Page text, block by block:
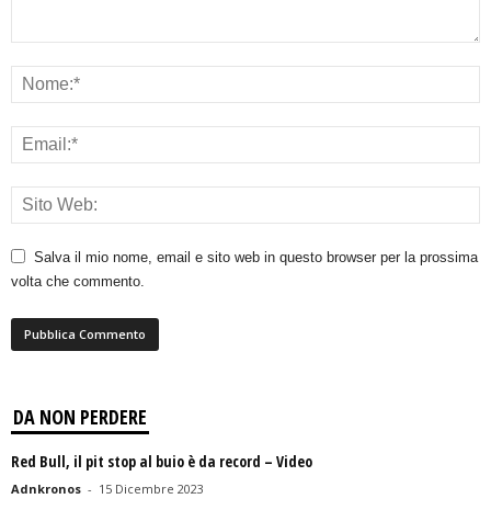
Salva il mio nome, email e sito web in questo browser per la prossima
volta che commento.
DA NON PERDERE
Red Bull, il pit stop al buio è da record – Video
Adnkronos - 15 Dicembre 2023